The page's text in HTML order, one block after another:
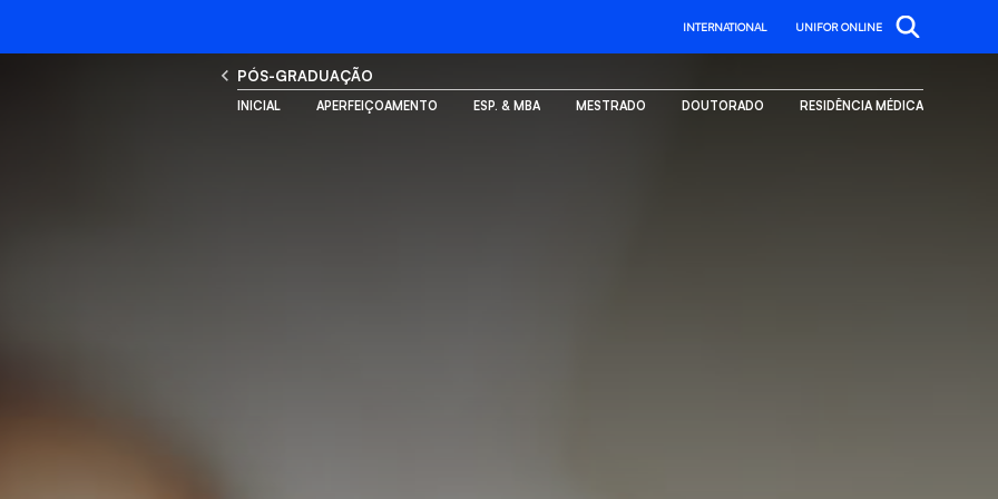
INTERNATIONAL UNIFOR ONLINE
PÓS-GRADUAÇÃO
INICIAL APERFEIÇOAMENTO ESP. & MBA MESTRADO DOUTORADO RESIDÊNCIA MÉDICA